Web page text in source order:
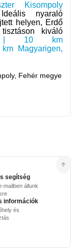
Kisompoly
Ideális nyaraló
helyen, Erdő
kiváló
km
Magyarigen,
Fehér megye
segítség
mailben állunk
információk
és